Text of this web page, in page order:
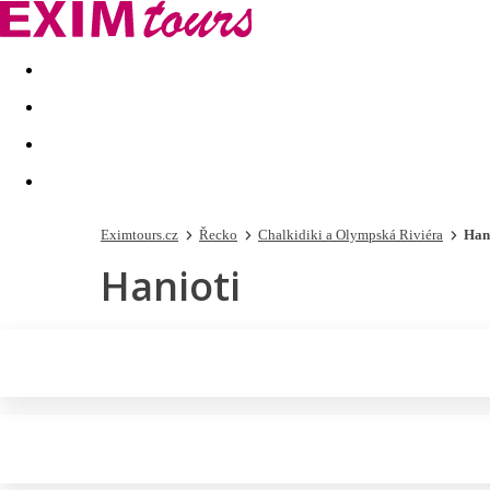
Akční nabídky Last minute
Eximtours.cz Řecko Chalkidiki a Olympská Riviéra
Hanioti